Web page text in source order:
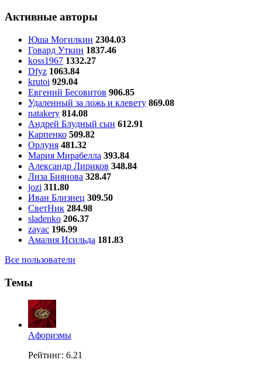
Активные авторы
Юша Могилкин 2304.03
Говард Уткин 1837.46
koss1967 1332.27
Dfyz 1063.84
krutoi 929.04
Евгений Бесовитов 906.85
Удаленный за ложь и клевету 869.08
natakery 814.08
Андрей Блудный сын 612.91
Карпенко 509.82
Орлуня 481.32
Мария Мирабелла 393.84
Александр Лириков 348.84
Лиза Биянова 328.47
jozi 311.80
Иван Близнец 309.50
СветНик 284.98
sladenko 206.37
zayac 196.99
Амалия Исильда 181.83
Все пользователи
Темы
Aфоризмы
Рейтинг: 6.21